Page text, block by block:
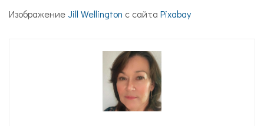
ИзображениеJill Wellington с сайта Pixabay